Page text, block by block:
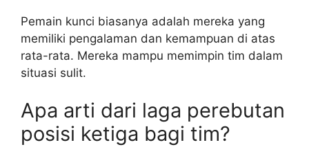
Pemain kunci biasanya adalah mereka yang
memiliki pengalaman dan kemampuan di atas
rata-rata. Mereka mampu memimpin tim dalam
situasi sulit.
Apa arti dari laga perebutan
posisi ketiga bagi tim?